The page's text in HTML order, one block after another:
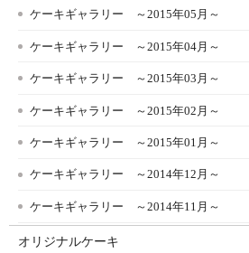
ケーキギャラリー ～2015年05月～
ケーキギャラリー ～2015年04月～
ケーキギャラリー ～2015年03月～
ケーキギャラリー ～2015年02月～
ケーキギャラリー ～2015年01月～
ケーキギャラリー ～2014年12月～
ケーキギャラリー ～2014年11月～
オリジナルケーキ